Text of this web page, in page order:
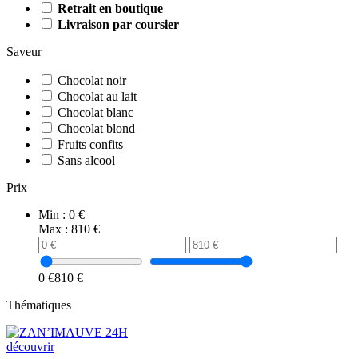
Retrait en boutique
Livraison par coursier
Saveur
Chocolat noir
Chocolat au lait
Chocolat blanc
Chocolat blond
Fruits confits
Sans alcool
Prix
Min : 0 €
Max : 810 €
0 €810 €
Thématiques
découvrir